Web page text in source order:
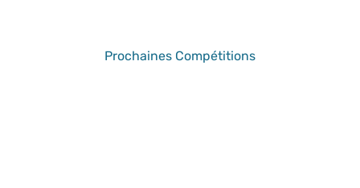
Prochaines Compétitions